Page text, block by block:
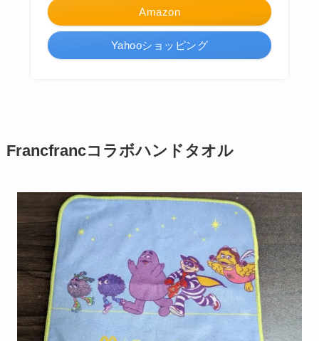
Amazon
Yahooショッピング
Francfrancコラボハンドタオル